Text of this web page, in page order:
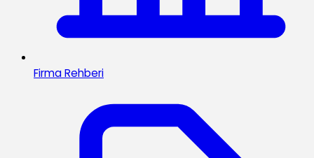
Firma Rehberi